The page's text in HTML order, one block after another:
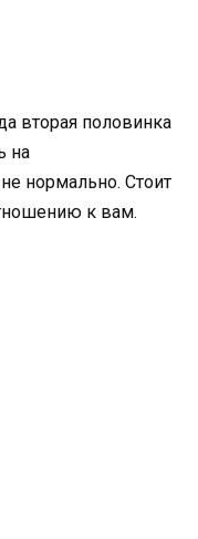
вторая половинка
на
нормально. Стоит
к вам.